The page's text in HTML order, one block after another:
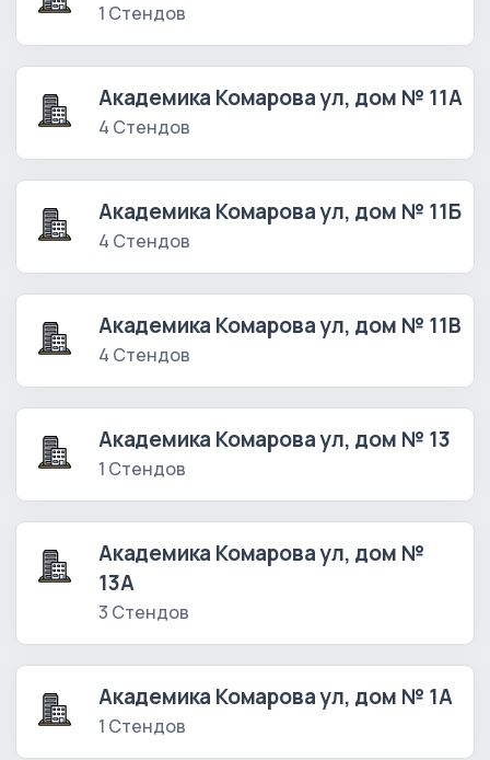
1 Стендов
Академика Комарова ул, дом № 11А
4 Стендов
Академика Комарова ул, дом № 11Б
4 Стендов
Академика Комарова ул, дом № 11В
4 Стендов
Академика Комарова ул, дом № 13
1 Стендов
Академика Комарова ул, дом №
13А
3 Стендов
Академика Комарова ул, дом № 1А
1 Стендов